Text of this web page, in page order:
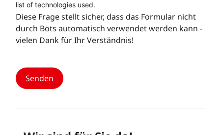
list of technologies used.
Diese Frage stellt sicher, dass das Formular nicht
durch Bots automatisch verwendet werden kann -
vielen Dank für Ihr Verständnis!